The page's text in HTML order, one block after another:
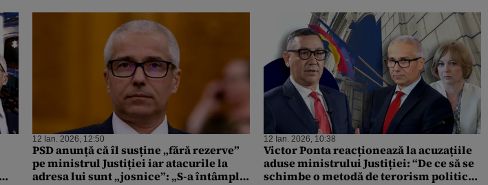
12 Ian. 2026, 12:50
PSD anunță că îl susține „fără rezerve”
pe ministrul Justiției iar atacurile la
adresa lui sunt „josnice”: „S-a întâmplat
12 Ian. 2026, 10:38
Victor Ponta reacționează la acuzațiile
aduse ministrului Justiției: “De ce să se
schimbe o metodă de terorism politic